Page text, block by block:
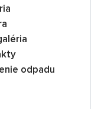
odpadu